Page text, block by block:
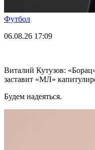
Футбол
06.08.26 17:09
Виталий Кутузов:
заставит «МЛ»
Будем надеяться.